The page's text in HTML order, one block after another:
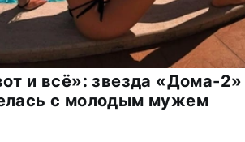
и всё»: звезда «Дома-2»
с молодым мужем